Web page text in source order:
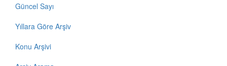
Güncel Sayı
Yıllara Göre Arşiv
Konu Arşivi